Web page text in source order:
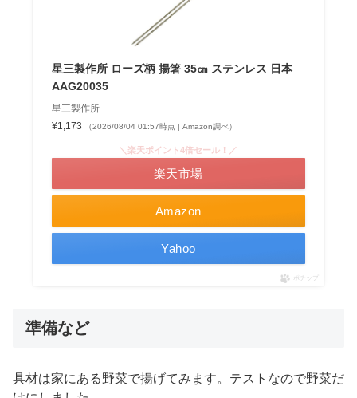
星三製作所 ローズ柄 揚箸 35㎝ ステンレス 日本
AAG20035
星三製作所
¥1,173
（2026/08/04 01:57時点 | Amazon調べ）
Amazon
＼楽天ポイント4倍セール！／
楽天市場
Yahoo
ポチップ
準備など
具材は家にある野菜で揚げてみます。テストなので野菜だ